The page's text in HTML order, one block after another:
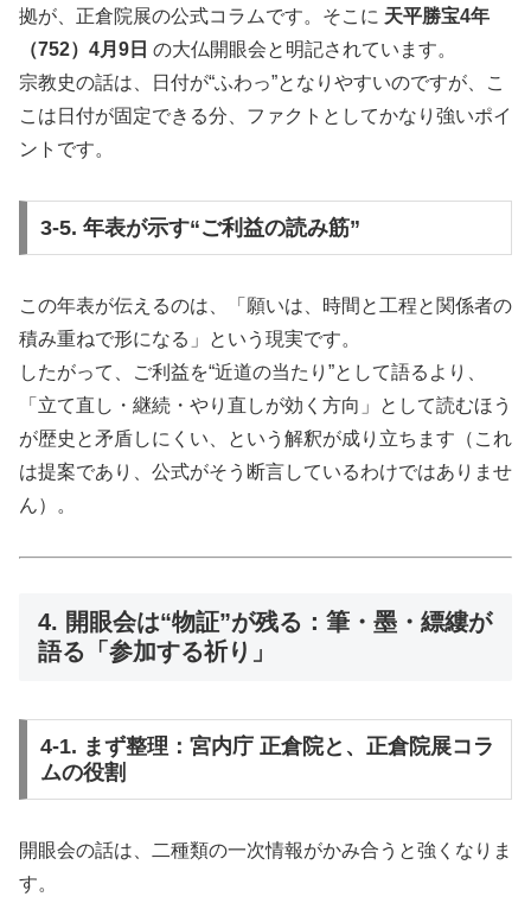
拠が、正倉院展の公式コラムです。そこに 天平勝宝4年
（752）4月9日 の大仏開眼会と明記されています。
宗教史の話は、日付が“ふわっ”となりやすいのですが、こ
こは日付が固定できる分、ファクトとしてかなり強いポイ
ントです。
3-5. 年表が示す“ご利益の読み筋”
この年表が伝えるのは、「願いは、時間と工程と関係者の
積み重ねで形になる」という現実です。
したがって、ご利益を“近道の当たり”として語るより、
「立て直し・継続・やり直しが効く方向」として読むほう
が歴史と矛盾しにくい、という解釈が成り立ちます（これ
は提案であり、公式がそう断言しているわけではありませ
ん）。
4. 開眼会は“物証”が残る：筆・墨・縹縷が
語る「参加する祈り」
4-1. まず整理：宮内庁 正倉院と、正倉院展コラ
ムの役割
開眼会の話は、二種類の一次情報がかみ合うと強くなりま
す。